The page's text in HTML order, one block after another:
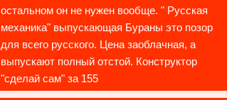
остальном он не нужен вообще. " Русская
механика" выпускающая Бураны это позор
для всего русского. Цена заоблачная, а
выпускают полный отстой. Конструктор
"сделай сам" за 155